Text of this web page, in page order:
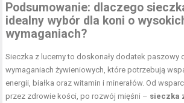
Podsumowanie: dlaczego
idealny wybór dla koni o
wymaganiach?
Sieczka z lucerny to doskonały dodatek paszowy
wymaganiach żywieniowych, które potrzebują
energii, białka oraz witamin i minerałów. Od
przez zdrowie kości, po rozwój mięśni – sieczka